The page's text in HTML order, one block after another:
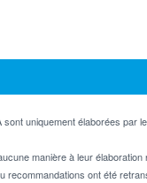
uniquement élaborées par
manière à leur
recommandations ont été